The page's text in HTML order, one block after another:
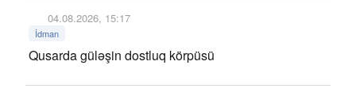
04.08.2026, 15:17
İdman
Qusarda güləşin dostluq körpüsü